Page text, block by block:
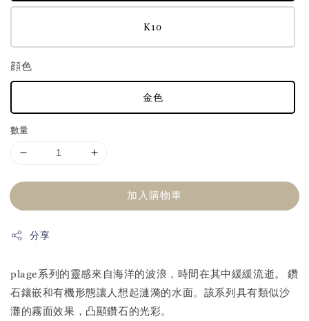
K10
顔色
金色
數量
加入購物車
分享
plage系列的靈感來自海洋的波浪，時間在其中緩緩流逝。 鑽
石鑲嵌和有機形態讓人想起漣漪的水面。該系列具有類似沙
灘的霧面效果，凸顯鑽石的光彩。